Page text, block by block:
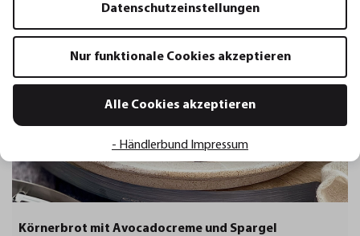
Körnerbrot mit Avocadocreme und Spargel
Datenschutzeinstellungen
Nur funktionale Cookies akzeptieren
Alle Cookies akzeptieren
- Händlerbund Impressum